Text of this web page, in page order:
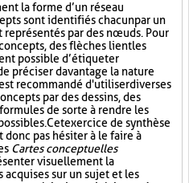
la forme d’un réseau
sont identifiés chacun par un
par des nœuds. Pour
des flèches lient les
possible d’étiqueter
préciser davantage la nature
recommandé d'utiliser diverses
par des dessins, des
de sorte à rendre les
Cet exercice de synthèse
pas hésiter à le faire à
Cartes conceptuelles
visuellement la
acquises sur un sujet et les